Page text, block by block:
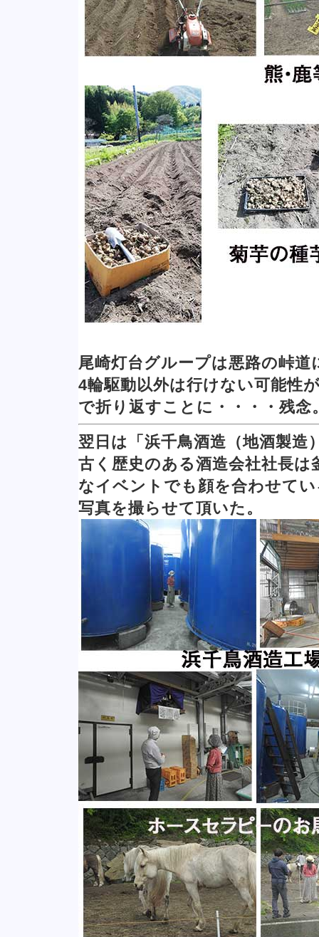
尾崎灯台グループは悪路の峠道
4輪駆動以外は行けない可能性
で折り返すことに・・・・残念
翌日は「浜千鳥酒造（地酒製造
古く歴史のある酒造会社社長は
なイベントでも顔を合わせて
写真を撮らせて頂いた。